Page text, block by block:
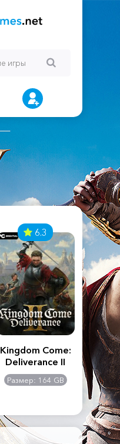
6.3
Kingdom Come:
Deliverance II
Размер: 164 GB
The